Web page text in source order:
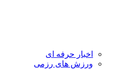
اخبار حرفه ای
ورزش های رزمی